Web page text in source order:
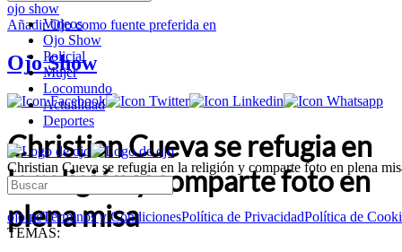
Videos
Ojo Show
Policial
Mujer
Locomundo
Actualidad
Deportes
Christian Cueva se refugia en la religión y comparte foto en plena
ojo.peTérminos y CondicionesPolítica de PrivacidadPolítica de
TEMAS:
ojo show
AñadirOjocomo fuente preferida en
Ojo Show
Christian Cueva se refugia en
la religión y comparte foto en
plena misa